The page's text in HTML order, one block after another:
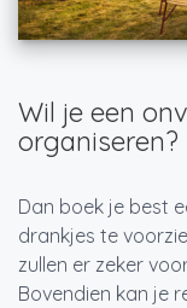
Wil je een
organiseren?
Dan boek je best
drankjes te
zullen er zeker
Bovendien kan je